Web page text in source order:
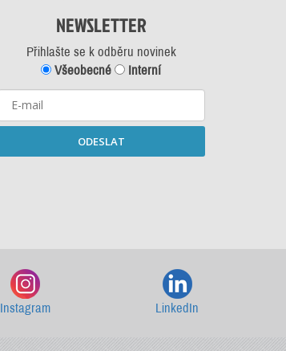
NEWSLETTER
Přihlašte se k odběru novinek
Všeobecné
Interní
ODESLAT
Instagram LinkedIn